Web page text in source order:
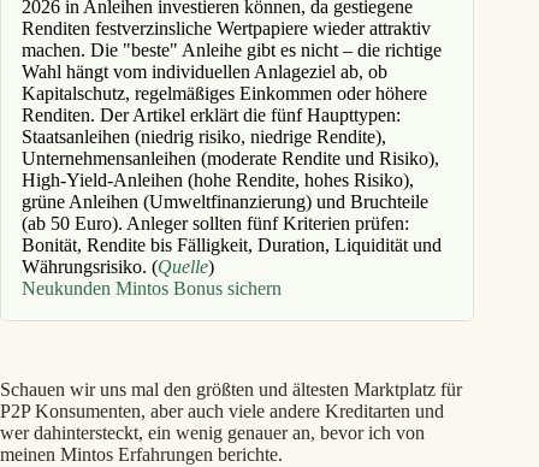
2026 in Anleihen investieren können, da gestiegene
Renditen festverzinsliche Wertpapiere wieder attraktiv
machen. Die "beste" Anleihe gibt es nicht – die richtige
Wahl hängt vom individuellen Anlageziel ab, ob
Kapitalschutz, regelmäßiges Einkommen oder höhere
Renditen. Der Artikel erklärt die fünf Haupttypen:
Staatsanleihen (niedrig risiko, niedrige Rendite),
Unternehmensanleihen (moderate Rendite und Risiko),
High-Yield-Anleihen (hohe Rendite, hohes Risiko),
grüne Anleihen (Umweltfinanzierung) und Bruchteile
(ab 50 Euro). Anleger sollten fünf Kriterien prüfen:
Bonität, Rendite bis Fälligkeit, Duration, Liquidität und
Währungsrisiko. (Quelle)
Neukunden Mintos Bonus sichern
Schauen wir uns mal den größten und ältesten Marktplatz für
P2P Konsumenten, aber auch viele andere Kreditarten und
wer dahintersteckt, ein wenig genauer an, bevor ich von
meinen Mintos Erfahrungen berichte.